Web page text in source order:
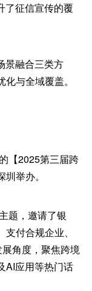
了征信宣传的覆
景融合三类方
与全域覆盖。
【2025第三届跨
举办。
题，邀请了银
付合规企业、
角度，聚焦跨境
AI应用等热门话